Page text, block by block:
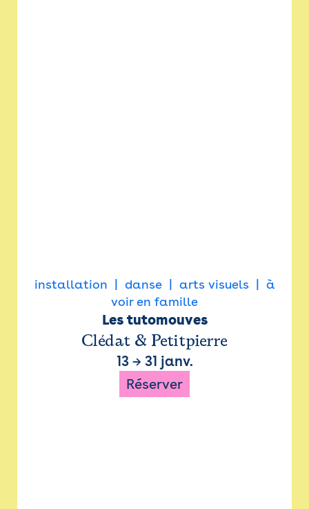
installation danse arts visuels
à
voir en famille
Les tutomouves
Clédat & Petitpierre
13→ 31 janv.
Réserver